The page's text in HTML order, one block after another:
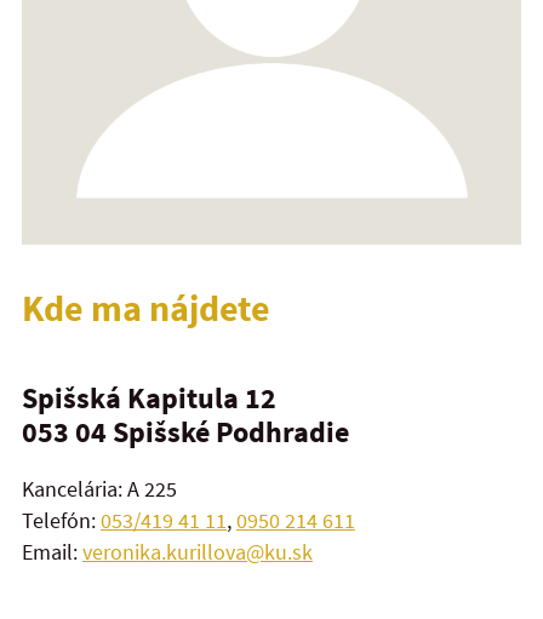
Kde ma nájdete
Spišská Kapitula 12
053 04 Spišské Podhradie
Kancelária: A 225
Telefón:053/419 41 11,0950 214 611
Email:veronika.kurillova@ku.sk